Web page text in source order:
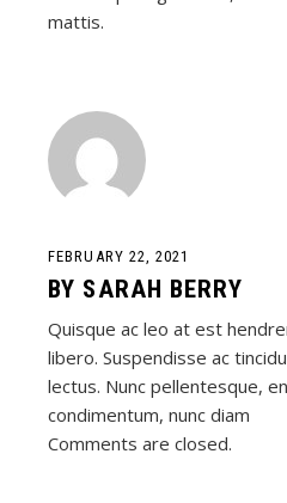
mattis.
FEBRUARY 22, 2021
BY SARAH BERRY
Quisque ac leo at est
libero. Suspendisse ac
lectus. Nunc pellentesque,
condimentum, nunc diam
Comments are closed.